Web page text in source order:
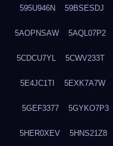
595U946N 59BSESDJ
5AOPNSAW 5AQL07P2
5CDCU7YL 5CWV233T
5E4JC1TI 5EXK7A7W
5GEF3377 5GYKO7P3
5HER0XEV 5HNS21Z8